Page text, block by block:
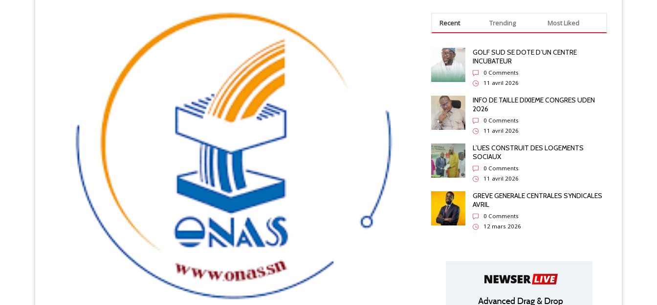
Recent Trending Most Liked
GOLF SUD SE DOTE D’UN CENTRE
INCUBATEUR
0 Comments
11 avril 2026
INFO DE TAILLE DIXIEME CONGRES UDEN
2026
0 Comments
11 avril 2026
L’UES CONSTRUIT DES LOGEMENTS
SOCIAUX
0 Comments
11 avril 2026
GREVE GENERALE CENTRALES SYNDICALES
AVRIL
0 Comments
12 mars 2026